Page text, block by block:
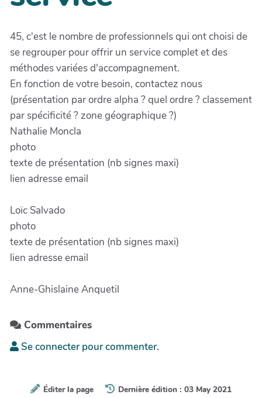
45, c'est le nombre de professionnels qui ont choisi de
se regrouper pour offrir un service complet et des
méthodes variées d'accompagnement.
En fonction de votre besoin, contactez nous
(présentation par ordre alpha ? quel ordre ? classement
par spécificité ? zone géographique ?)
Nathalie Moncla
photo
texte de présentation (nb signes maxi)
lien adresse email
Loïc Salvado
photo
texte de présentation (nb signes maxi)
lien adresse email
Anne-Ghislaine Anquetil
Commentaires
Se connecter pour commenter.
Éditer la page Dernière édition : 03 May 2021